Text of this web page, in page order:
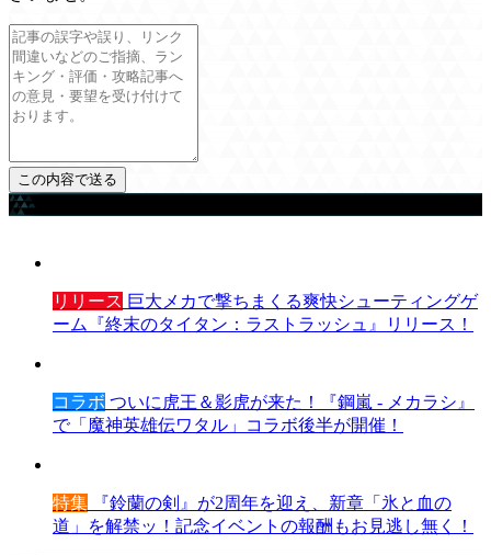
ゲームを探す
リリース 巨大メカで撃ちまくる爽快シューティングゲ
ーム『終末のタイタン：ラストラッシュ』リリース！
コラボ ついに虎王＆影虎が来た！『鋼嵐 - メカラシ』
で「魔神英雄伝ワタル」コラボ後半が開催！
特集 『鈴蘭の剣』が2周年を迎え、新章「氷と血の
道」を解禁ッ！記念イベントの報酬もお見逃し無く！